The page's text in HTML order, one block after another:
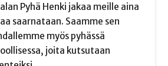
Pyhä Henki jakaa meille aina
saarnataan. Saamme sen
myös pyhässä
joita kutsutaan